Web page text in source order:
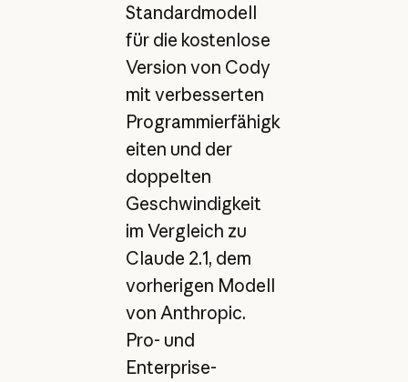
Standardmodell
für die kostenlose
Version von Cody
mit verbesserten
Programmierfähigk
eiten und der
doppelten
Geschwindigkeit
im Vergleich zu
Claude 2.1, dem
vorherigen Modell
von Anthropic.
Pro- und
Enterprise-